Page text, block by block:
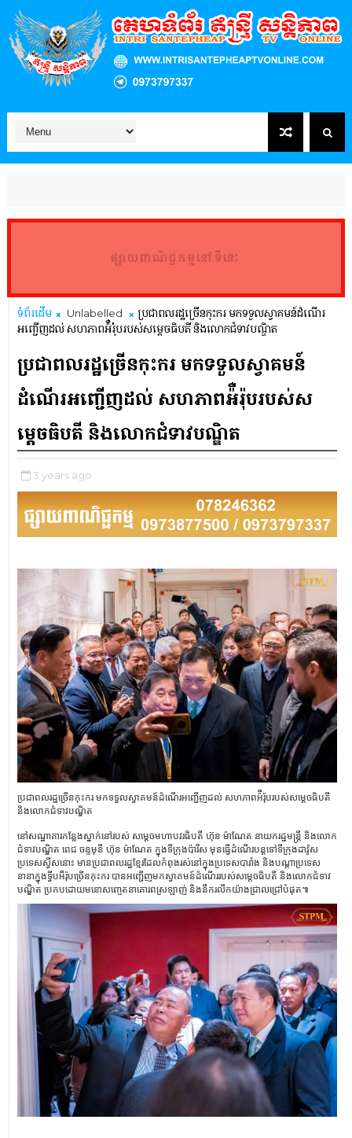
ផ្សាយពាណិជ្ជកម្មនៅទីនេះ
ទំព័រដើម Unlabelled
ប្រជាពលរដ្ឋច្រើនកុះករ មកទទួលស្វាគមន៍ដំណើរ
អញ្ជើញដល់ សហភាពអ៉ឺរ៉ុបរបស់​សម្តេច​ធិប​តី និងលោកជំទាវបណ្ឌិត
ប្រជាពលរដ្ឋច្រើនកុះករ មកទទួលស្វាគមន៍
ដំណើរអញ្ជើញដល់ សហភាពអ៉ឺរ៉ុបរបស់​ស
ម្តេច​ធិប​តី និងលោកជំទាវបណ្ឌិត
3 years ago
ប្រជាពលរដ្ឋច្រើនកុះករ មកទទួលស្វាគមន៍ដំណើរអញ្ជើញដល់ សហភាពអ៉ឺរ៉ុបរបស់​សម្តេច​ធិប​តី
និងលោកជំទាវបណ្ឌិត
នៅសណ្ឋាគារកន្លែងស្នាក់នៅរបស់ សម្តេចមហាបវរធិបតី ហ៊ុន ម៉ាណែត នាយករដ្ឋមន្ត្រី និងលោក
ជំទាវបណ្ឌិត ពេជ ចន្ទមុនី ហ៊ុន ម៉ាណែត ក្នុងទីក្រុងប៉ារីស មុនធ្វើដំណើរបន្តទៅទីក្រុងដាវ៉ូស
ប្រទេសស្វីសនោះ មានប្រជាពលរដ្ឋខ្មែរដែលកំពុងរស់នៅក្នុងប្រទេស​បារាំង និងបណ្តាប្រទេស
នានាក្នុងទ្វីបអឺរ៉ុបច្រើនកុះករ បានអញ្ជើញមកស្វាគមន៍ដំណើររបស់​សម្តេច​ធិប​តី និងលោកជំទាវ
បណ្ឌិត ប្រកបដោយមនោសញ្ចេតនាគោរពស្រឡាញ់ និងនឹករលឹកយ៉ាង​ជ្រាលជ្រៅ​បំផុត​៕